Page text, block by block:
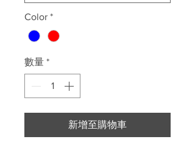
Color *
數量 *
新增至購物車